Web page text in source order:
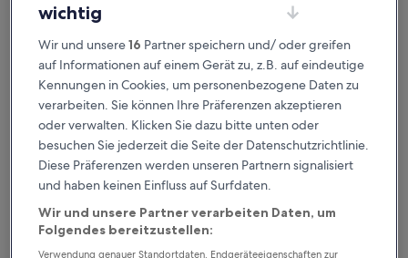
Planänderungen
Verdiene Prämien für jede
wahrgenommene Übernachtung
Mehr sparen mit Preisen für Mitglieder
Überprüfe die Preise für diese Daten
Heute
6. Aug. - 7. Aug.
7. Aug. - 8. Aug.
wichtig
Wir und unsere16 Partner speichern und/ oder greifen
auf Informationen auf einem Gerät zu, z.B. auf eindeutige
Kennungen in Cookies, um personenbezogene Daten zu
verarbeiten. Sie können Ihre Präferenzen akzeptieren
oder verwalten. Klicken Sie dazu bitte unten oder
besuchen Sie jederzeit die Seite der Datenschutzrichtlinie.
Diese Präferenzen werden unseren Partnern signalisiert
und haben keinen Einfluss auf Surfdaten.
Wir und unsere Partner verarbeiten Daten, um
Folgendes bereitzustellen:
Verwendung genauer Standortdaten. Endgeräteeigenschaften zur